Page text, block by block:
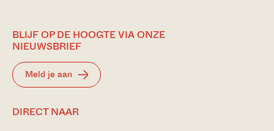
BLIJF OP DE HOOGTE VIA ONZE
NIEUWSBRIEF
Meld je aan
DIRECT NAAR